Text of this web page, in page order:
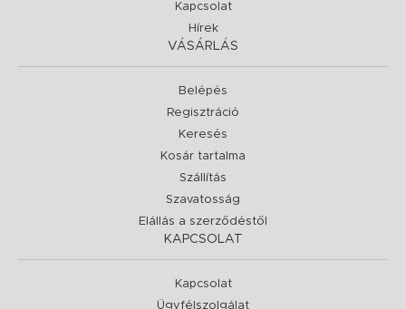
Kapcsolat
Hírek
VÁSÁRLÁS
Belépés
Regisztráció
Keresés
Kosár tartalma
Szállítás
Szavatosság
Elállás a szerződéstől
KAPCSOLAT
Kapcsolat
Ügyfélszolgálat